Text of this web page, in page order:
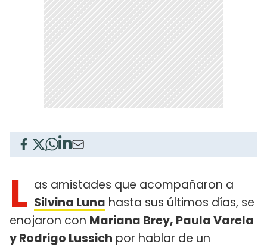
L as amistades que acompañaron a
Silvina Luna hasta sus últimos días, se
enojaron con Mariana Brey, Paula Varela
y Rodrigo Lussich por hablar de un